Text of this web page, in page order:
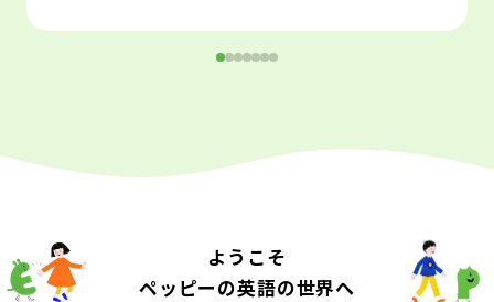
ようこそ
ペッピーの英語の世界へ